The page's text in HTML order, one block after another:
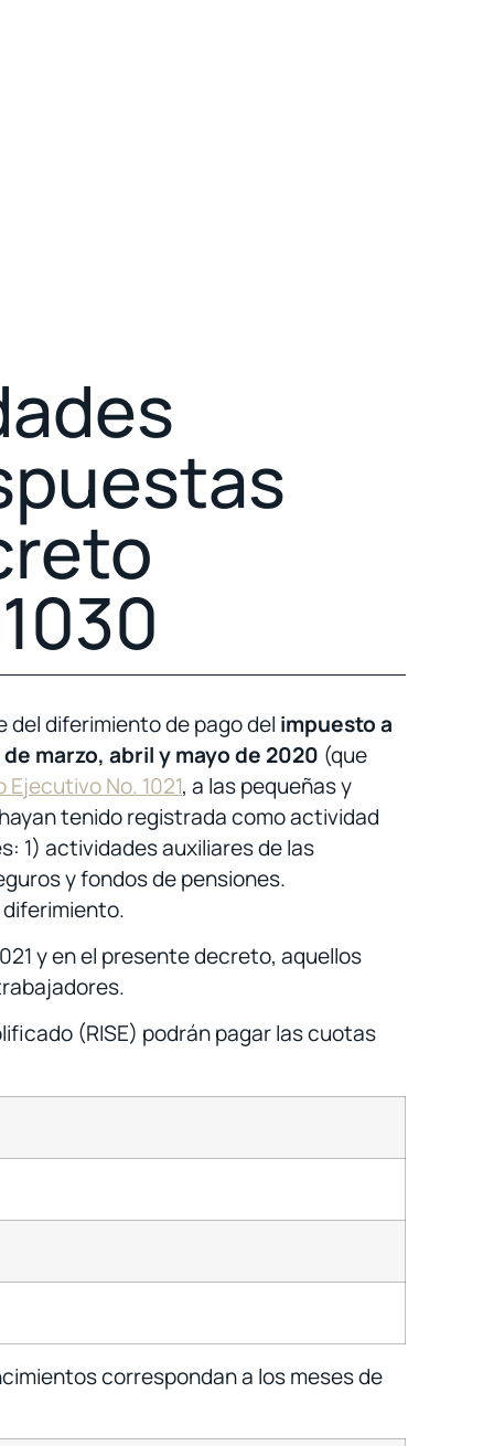
del diferimiento de pago del impuesto a
marzo, abril y mayo de 2020 (que
No. 1021, a las pequeñas y
tenido registrada como actividad
1) actividades auxiliares de las
y fondos de pensiones.
y en el presente decreto, aquellos
(RISE) podrán pagar las cuotas
correspondan a los meses de